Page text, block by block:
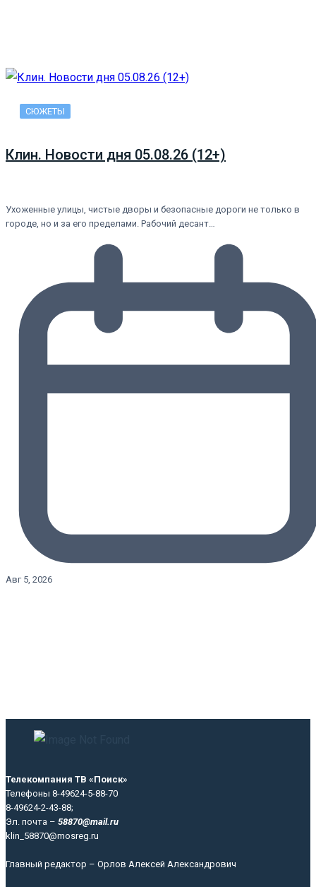
СЮЖЕТЫ
Клин. Новости дня 05.08.26 (12+)
Ухоженные улицы, чистые дворы и безопасные дороги не только в
городе, но и за его пределами. Рабочий десант…
Авг 5, 2026
Телекомпания ТВ «Поиск»
Телефоны 8-49624-5-88-70
8-49624-2-43-88;
Эл. почта – 58870@mail.ru
klin_58870@mosreg.ru
Главный редактор – Орлов Алексей Александрович